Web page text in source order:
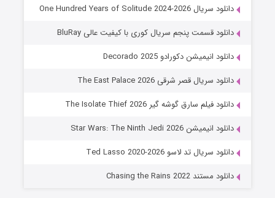
جادوگری در مغولستان
قسمت ۱۴ (زیرنویس) منتشر شد
دانلود سریال One Hundred Years of Solitude 2024-2026
دانلود قسمت پنجم سریال کوری با کیفیت عالی BluRay
دانلود انیمیشن دکورادو Decorado 2025
دانلود سریال قصر شرقی The East Palace 2026
دانلود فیلم سارق گوشه گیر The Isolate Thief 2026
دانلود انیمیشن Star Wars: The Ninth Jedi 2026
دانلود سریال تد لاسو Ted Lasso 2020-2026
دانلود مستند Chasing the Rains 2022